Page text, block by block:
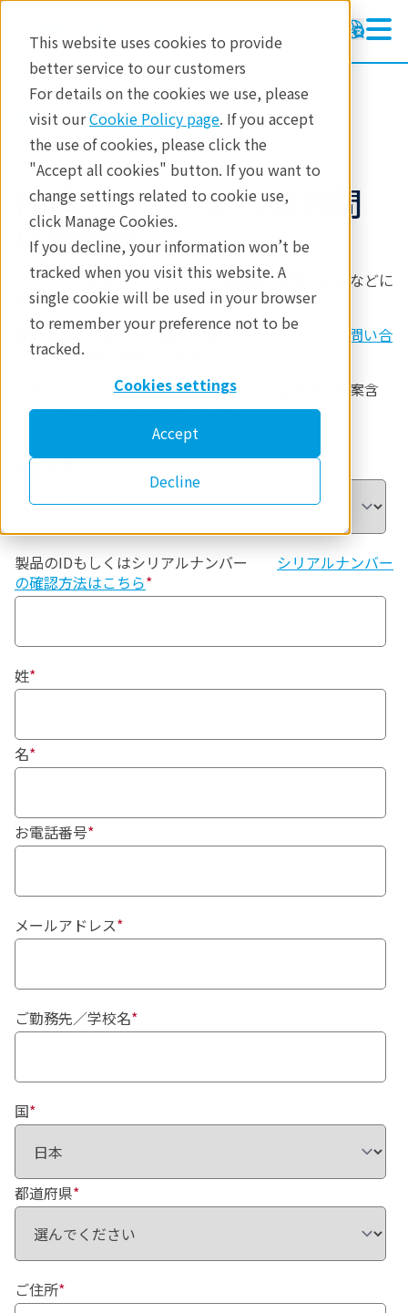
This website uses cookies to provide
better service to our customers
For details on the cookies we use, please
visit ourCookie Policy page. If you accept
the use of cookies, please click the
"Accept all cookies" button. If you want to
change settings related to cookie use,
click Manage Cookies.
If you decline, your information won’t be
tracked when you visit this website. A
single cookie will be used in your browser
to remember your preference not to be
tracked.
Cookies settings
Accept
Decline
修理・サポート
修理・サポートへのお問
い合わせ
こちらは、お使いいただいている製品の修理や部品などに
関するお問い合わせフォームになります。
新規装置のご検討・ご購入に関しては、営業へのお問い合
わせからお問い合わせください。
※本フォームへの営業目的（製品やサービスのご提案含
む）でのご連絡はご遠慮ください。
装置分類*
製品のIDもしくはシリアルナンバー シリアルナンバー
の確認方法はこちら*
姓*
名*
お電話番号*
メールアドレス*
ご勤務先／学校名*
国*
都道府県*
ご住所*